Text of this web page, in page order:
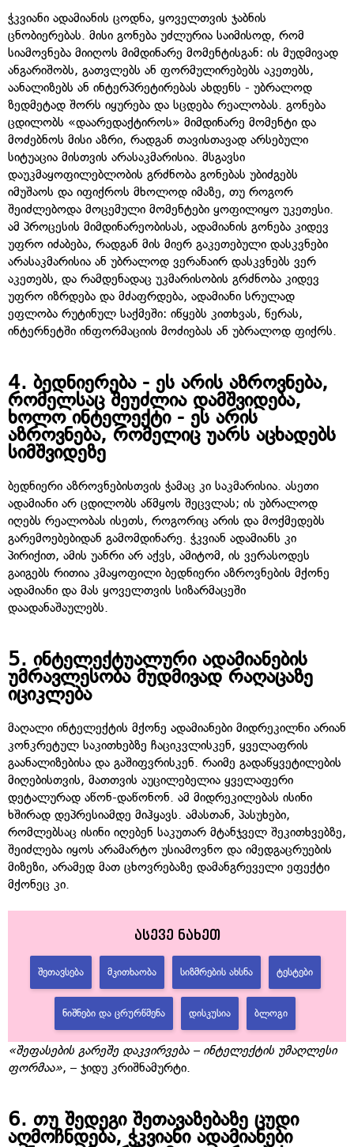
ჭკვიანი ადამიანის ცოდნა, ყოველთვის ჯაბნის
ცნობიერებას. მისი გონება უძლურია საიმისოდ, რომ
სიამოვნება მიიღოს მიმდინარე მომენტისგან: ის მუდმივად
ანგარიშობს, გათვლებს ან ფორმულირებებს აკეთებს,
აანალიზებს ან ინტერპრეტირებას ახდენს - უბრალოდ
ზედმეტად შორს იყურება და სცდება რეალობას. გონება
ცდილობს «დაარედაქტიროს» მიმდინარე მომენტი და
მოძებნოს მისი აზრი, რადგან თავისთავად არსებული
სიტუაცია მისთვის არასაკმარისია. მსგავსი
დაუკმაყოფილებლობის გრძნობა გონებას უბიძგებს
იმუშაოს და იფიქროს მხოლოდ იმაზე, თუ როგორ
შეიძლებოდა მოცემული მომენტები ყოფილიყო უკეთესი.
ამ პროცესის მიმდინარეობისას, ადამიანის გონება კიდევ
უფრო იძაბება, რადგან მის მიერ გაკეთებული დასკვნები
არასაკმარისია ან უბრალოდ ვერანაირ დასკვნებს ვერ
აკეთებს, და რამდენადაც უკმარისობის გრძნობა კიდევ
უფრო იზრდება და მძაფრდება, ადამიანი სრულად
ეფლობა რუტინულ საქმეში: იწყებს კითხვას, წერას,
ინტერნეტში ინფორმაციის მოძიებას ან უბრალოდ ფიქრს.
4. ბედნიერება - ეს არის აზროვნება,
რომელსაც შეუძლია დამშვიდება,
ხოლო ინტელექტი - ეს არის
აზროვნება, რომელიც უარს აცხადებს
სიმშვიდეზე
ბედნიერი აზროვნებისთვის ჭამაც კი საკმარისია. ასეთი
ადამიანი არ ცდილობს აწმყოს შეცვლას; ის უბრალოდ
იღებს რეალობას ისეთს, როგორიც არის და მოქმედებს
გარემოებებიდან გამომდინარე. ჭკვიან ადამიანს კი
პირიქით, ამის უანრი არ აქვს, ამიტომ, ის ვერასოდეს
გაიგებს რითია კმაყოფილი ბედნიერი აზროვნების მქონე
ადამიანი და მას ყოველთვის სიზარმაცეში
დაადანაშაულებს.
5. ინტელექტუალური ადამიანების
უმრავლესობა მუდმივად რაღაცაზე
იციკლება
მაღალი ინტელექტის მქონე ადამიანები მიდრეკილნი არიან
კონკრეტულ საკითხებზე ჩაციკვლისკენ, ყველაფრის
გაანალიზებისა და გაშიფვრისკენ. რაიმე გადაწყვეტილების
მიღებისთვის, მათთვის აუცილებელია ყველაფერი
დეტალურად აწონ-დაწონონ. ამ მიდრეკილებას ისინი
ხშირად დეპრესიამდე მიჰყავს. ამასთან, პასუხები,
რომლებსაც ისინი იღებენ საკუთარ მტანჯველ შეკითხვებზე,
შეიძლება იყოს არამარტო უსიამოვნო და იმედგაცრუების
მიზეზი, არამედ მათ ცხოვრებაზე დამანგრეველი ეფექტი
მქონეც კი.
ასევე ნახეთ
ᲨᲔᲗᲐᲕᲡᲔᲑᲐ ᲛᲙᲘᲗᲮᲐᲝᲑᲐ ᲡᲘᲖᲛᲠᲔᲑᲘᲡ ᲐᲮᲡᲜᲐ ᲢᲔᲡᲢᲔᲑᲘ
ᲜᲘᲨᲜᲔᲑᲘ ᲓᲐ ᲪᲠᲣᲠᲬᲛᲔᲜᲐ ᲓᲘᲡᲙᲣᲡᲘᲐ ᲑᲚᲝᲒᲘ
«შეფასების გარეშე დაკვირვება– ინტელექტის უმაღლესი
ფორმაა», – ჯიდუ კრიშნამურტი.
6. თუ შედეგი შეთავაზებაზე ცუდი
აღმოჩნდება, ჭკვიანი ადამიანები